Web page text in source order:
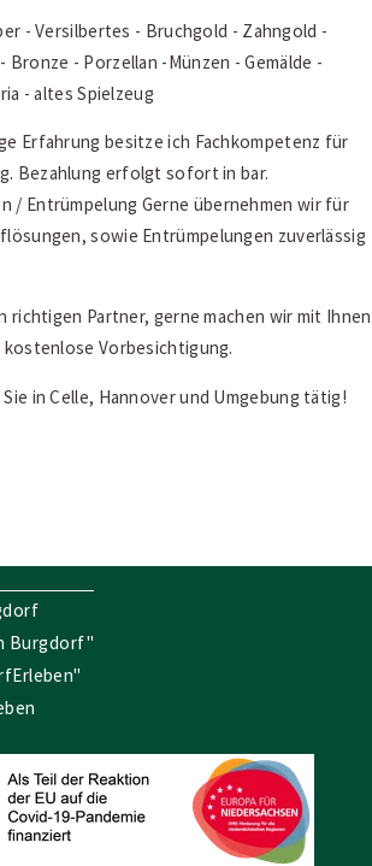
- Versilbertes - Bruchgold - Zahngold -
Bronze - Porzellan -Münzen - Gemälde -
- altes Spielzeug
Erfahrung besitze ich Fachkompetenz für
Bezahlung erfolgt sofort in bar.
/ Entrümpelung Gerne übernehmen wir für
sowie Entrümpelungen zuverlässig
richtigen Partner, gerne machen wir mit Ihnen
Vorbesichtigung.
in Celle, Hannover und Umgebung tätig!
Burgdorf"